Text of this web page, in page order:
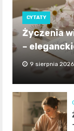
CYTATY
Życzenia
–
9 sierpnia 2026